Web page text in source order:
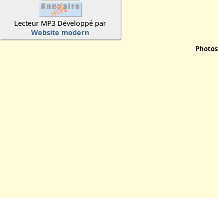
Lecteur MP3 Développé par
Website modern